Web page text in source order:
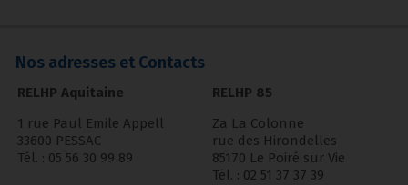
Nos adresses et Contacts
RELHP Aquitaine
1 rue Paul Emile Appell
33600 PESSAC
Tél. : 05 56 30 99 89
RELHP 85
Za La Colonne
rue des Hirondelles
85170 Le Poiré sur Vie
Tél. : 02 51 37 37 39